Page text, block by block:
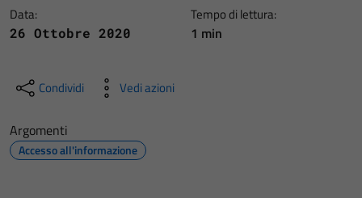
Data:
26 Ottobre 2020
Tempo di lettura:
1 min
Condividi Vedi azioni
Argomenti
Accesso all'informazione